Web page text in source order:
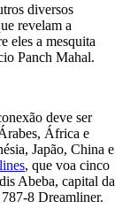
diversos
revelam a
eles a mesquita
Panch Mahal.
deve ser
África e
Japão, Chi­na e
, que voa cinco
Abeba, capital da
8 Dreamliner.